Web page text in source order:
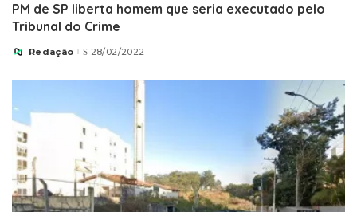
PM de SP liberta homem que seria executado pelo
Tribunal do Crime
Posted
Redação 28/02/2022